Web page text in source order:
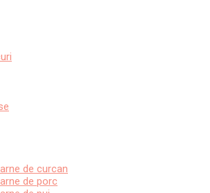
de curcan
de porc